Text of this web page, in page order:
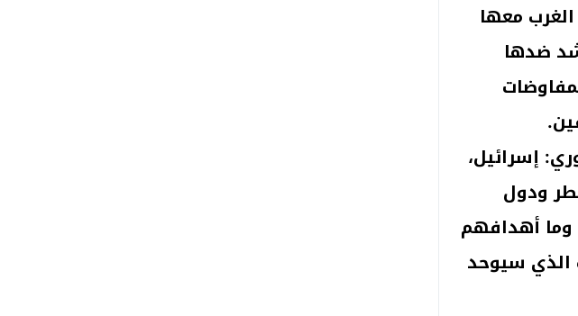
معها
ضدها
إسرائيل،
ودول
وما أهدافهم
الذي سيوحد